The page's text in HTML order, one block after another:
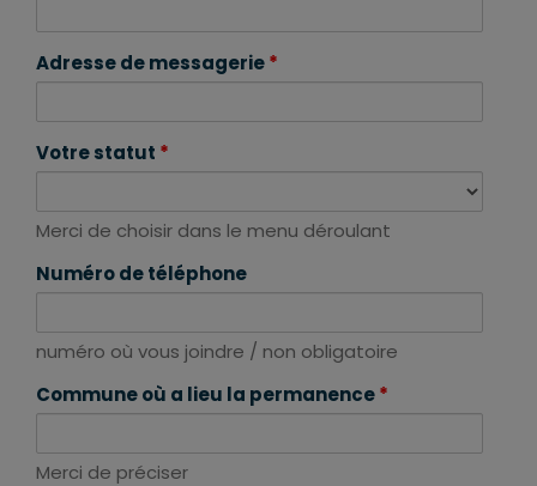
Adresse de messagerie*
Votre statut *
Merci de choisir dans le menu déroulant
Numéro de téléphone
numéro où vous joindre / non obligatoire
Commune où a lieu la permanence*
Merci de préciser